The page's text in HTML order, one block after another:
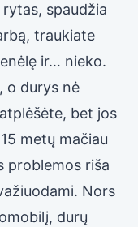
spaudžia
traukiate
ir… nieko.
o durys nė
bet jos
metų mačiau
problemos riša
Nors
durų